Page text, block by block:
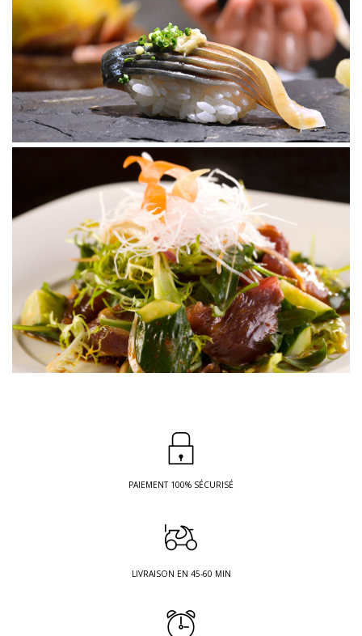
PAIEMENT 100% SÉCURISÉ
LIVRAISON EN 45-60 MIN